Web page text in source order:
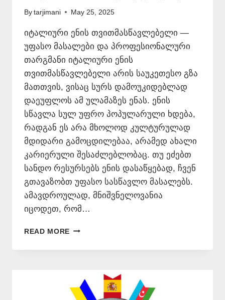
By tarjimani May 25, 2025
იტალიური ენის თვითმასწავლებელი —
უფასო მასალები და პროფესიონალური
თარგმანი იტალიური ენის
თვითმასწავლებელი არის საუკეთესო გზა
მათთვის, ვისაც სურს დამოუკიდებლად
დაეუფლოს ამ ულამაზეს ენას. ენის
სწავლა სულ უფრო პოპულარული ხდება,
რადგან ეს არა მხოლოდ კულტურულად
მდიდარი გამოცდილებაა, არამედ ახალი
კარიერული შესაძლებლობაც. თუ ეძებთ
სანდო რესურსებს ენის დასაწყებად, ჩვენ
გთავაზობთ უფასო სასწავლო მასალებს.
ამავდროულად, მნიშვნელოვანია
იცოდეთ, რომ…
READ MORE ᲘᲢᲐᲚᲘᲣᲠᲘ
ᲗᲕᲘᲗᲛᲐᲡᲬᲐᲕᲚᲔᲑᲔᲚᲘ